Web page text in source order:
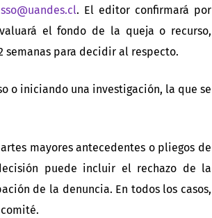
. El editor confirmará por
el fondo de la queja o recurso,
para decidir al respecto.
o iniciando una investigación, la que se
mayores antecedentes o pliegos de
puede incluir el rechazo de la
de la denuncia. En todos los casos,